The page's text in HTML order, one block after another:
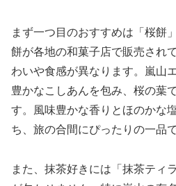
まず一つ目のおすすめは「桜餅
餅が各地の和菓子店で販売され
わいや食感が異なります。嵐山
豊かなこしあんを包み、桜の葉
す。風味豊かな香りとほのかな
ち、旅の合間にぴったりの一品で
また、抹茶好きには「抹茶ティ